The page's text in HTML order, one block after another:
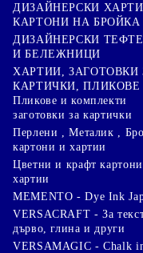
ДИЗАЙНЕРСКИ
КАРТОНИ НА БРОЙКА
ДИЗАЙНЕРСКИ
И БЕЛЕЖНИЦИ
ХАРТИИ, ЗАГОТОВКИ
КАРТИЧКИ, ПЛИКОВЕ
Пликове и комплекти
заготовки за картички
Перлени , Металик ,
картони и хартии
Цветни и крафт
хартии
MEMENTO - Dye Ink
VERSACRAFT - За
дърво, глина и други
VERSAMAGIC - Chalk